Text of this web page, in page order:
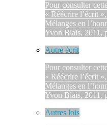
Pour consulter
« Réécrire l’écrit
Mélanges en
Yvon Blais, 2011,
Autre écrit
Pour consulter
« Réécrire l’écrit
Mélanges en
Yvon Blais, 2011,
Autres lois